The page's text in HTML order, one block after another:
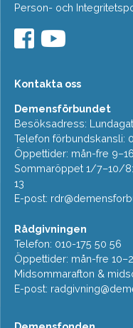
Person- och
Kontakta oss
Demensförbundet
Besöksadress:
Telefon förbundskansli:
Öppettider: mån-fre
Sommaröppet 1/7–10/
13
E-post:
Rådgivningen
Telefon: 010-175 50 56
Öppettider: mån-fre
Midsommarafton &
E-post: